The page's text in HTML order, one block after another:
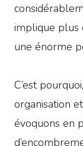
implique plus
une énorme
C’est
organisation
évoquons en